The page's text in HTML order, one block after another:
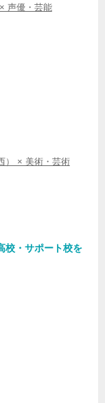
声優・芸能
） × 美術・芸術
校・サポート校を